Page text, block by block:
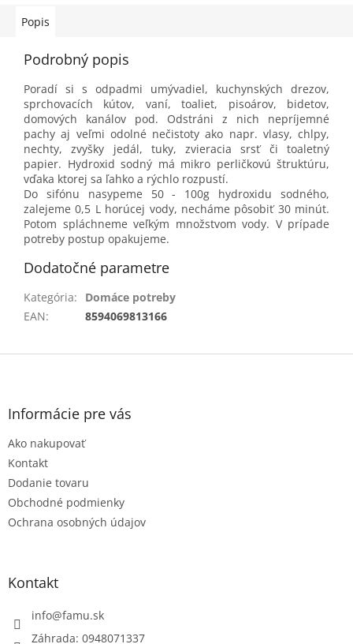
Popis
Podrobný popis
Poradí si s odpadmi umývadiel, kuchynských drezov,
sprchovacích kútov, vaní, toaliet, pisoárov, bidetov,
domových kanálov pod. Odstráni z nich nepríjemné
pachy aj veľmi odolné nečistoty ako napr. vlasy, chlpy,
nechty, zvyšky jedál, tuky, zvieracia srsť či toaletný
papier. Hydroxid sodný má mikro perličkovú štruktúru,
vďaka ktorej sa ľahko a rýchlo rozpustí.
Do sifónu nasypeme 50 - 100g hydroxidu sodného,
zalejeme 0,5 L horúcej vody, necháme pôsobiť 30 minút.
Potom spláchneme veľkým množstvom vody. V prípade
potreby postup opakujeme.
Dodatočné parametre
Kategória:
Domáce potreby
EAN: 8594069813166
Z
Informácie pre vás
Ako nakupovať
Kontakt
Dodanie tovaru
Obchodné podmienky
Ochrana osobných údajov
Kontakt
info@famu.sk
Záhrada: 0948071337